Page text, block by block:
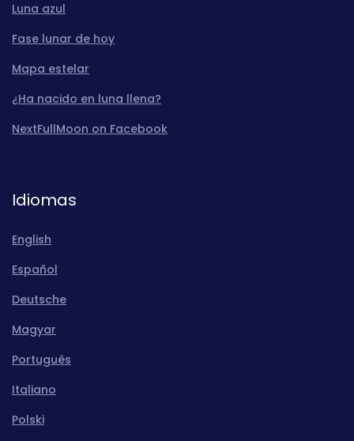
Luna azul
Fase lunar de hoy
Mapa estelar
¿Ha nacido en luna llena?
NextFullMoon on Facebook
Idiomas
English
Español
Deutsche
Magyar
Português
Italiano
Polski